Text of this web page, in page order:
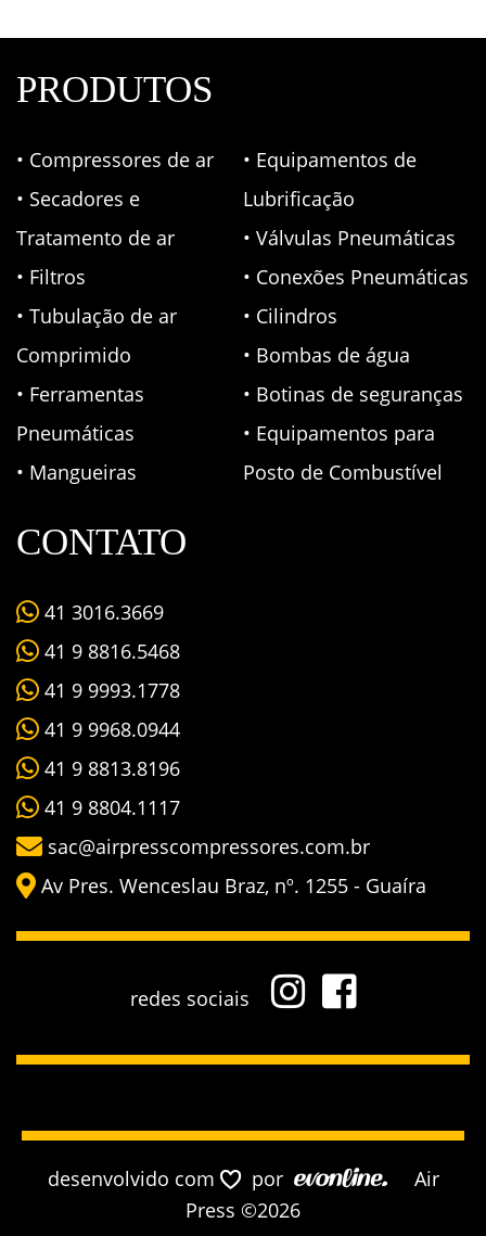
PRODUTOS
• Compressores de ar
• Secadores e
Tratamento de ar
• Filtros
• Tubulação de ar
Comprimido
• Ferramentas
Pneumáticas
• Mangueiras
• Equipamentos de
Lubrificação
• Válvulas Pneumáticas
• Conexões Pneumáticas
• Cilindros
• Bombas de água
• Botinas de seguranças
• Equipamentos para
Posto de Combustível
CONTATO
41 3016.3669
41 9 8816.5468
41 9 9993.1778
41 9 9968.0944
41 9 8813.8196
41 9 8804.1117
sac@airpresscompressores.com.br
Av Pres. Wenceslau Braz, nº. 1255 - Guaíra
redes sociais
desenvolvido com por
Air
Press ©2026